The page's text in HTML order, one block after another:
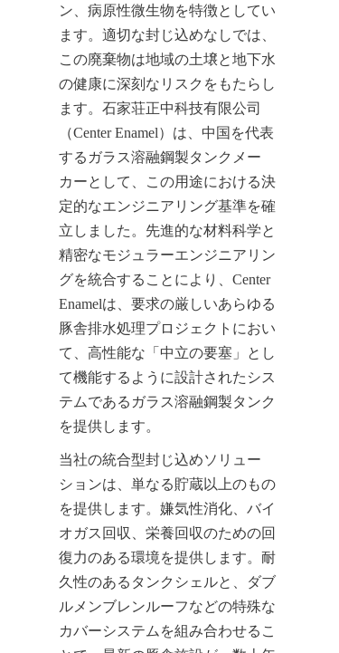
ン、病原性微生物を特徴としてい
ます。適切な封じ込めなしでは、
この廃棄物は地域の土壌と地下水
の健康に深刻なリスクをもたらし
ます。石家荘正中科技有限公司
（Center Enamel）は、中国を代表
するガラス溶融鋼製タンクメー
カーとして、この用途における決
定的なエンジニアリング基準を確
立しました。先進的な材料科学と
精密なモジュラーエンジニアリン
グを統合することにより、Center
Enamelは、要求の厳しいあらゆる
豚舎排水処理プロジェクトにおい
て、高性能な「中立の要塞」とし
て機能するように設計されたシス
テムであるガラス溶融鋼製タンク
を提供します。
当社の統合型封じ込めソリュー
ションは、単なる貯蔵以上のもの
を提供します。嫌気性消化、バイ
オガス回収、栄養回収のための回
復力のある環境を提供します。耐
久性のあるタンクシェルと、ダブ
ルメンブレンルーフなどの特殊な
カバーシステムを組み合わせるこ